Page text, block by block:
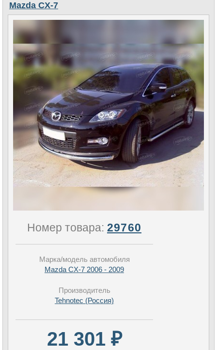
Mazda CX-7
Номер товара: 29760
Марка/модель автомобиля
Mazda CX-7 2006 - 2009
Производитель
Tehnotec (Россия)
21 301 ₽